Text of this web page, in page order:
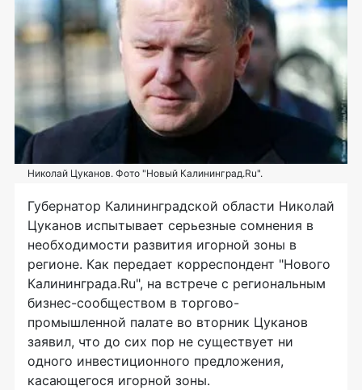
Николай Цуканов. Фото "Новый Калининград.Ru".
Губернатор Калининградской области Николай
Цуканов испытывает серьезные сомнения в
необходимости развития игорной зоны в
регионе. Как передает корреспондент "Нового
Калининграда.Ru", на встрече с региональным
бизнес-сообществом в торгово-
промышленной палате во вторник Цуканов
заявил, что до сих пор не существует ни
одного инвестиционного предложения,
касающегося игорной зоны.